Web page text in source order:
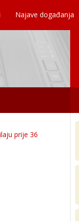
Najave događanja
prije 36